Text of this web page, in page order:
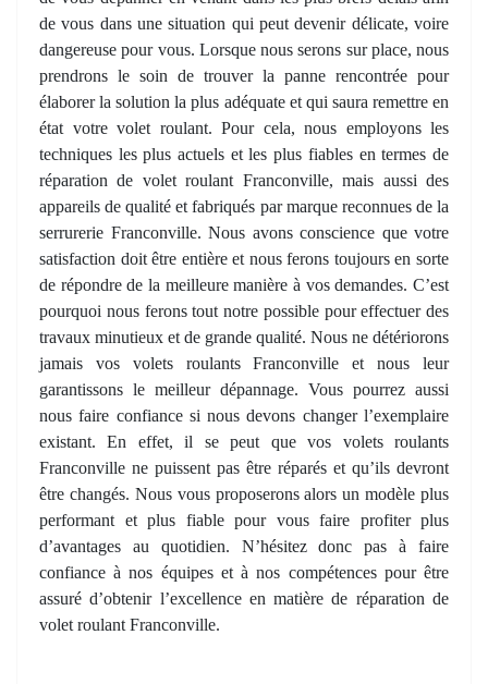
de vous dans une situation qui peut devenir délicate, voire
dangereuse pour vous. Lorsque nous serons sur place, nous
prendrons le soin de trouver la panne rencontrée pour
élaborer la solution la plus adéquate et qui saura remettre en
état votre volet roulant. Pour cela, nous employons les
techniques les plus actuels et les plus fiables en termes de
réparation de volet roulant Franconville, mais aussi des
appareils de qualité et fabriqués par marque reconnues de la
serrurerie Franconville. Nous avons conscience que votre
satisfaction doit être entière et nous ferons toujours en sorte
de répondre de la meilleure manière à vos demandes. C’est
pourquoi nous ferons tout notre possible pour effectuer des
travaux minutieux et de grande qualité. Nous ne détériorons
jamais vos volets roulants Franconville et nous leur
garantissons le meilleur dépannage. Vous pourrez aussi
nous faire confiance si nous devons changer l’exemplaire
existant. En effet, il se peut que vos volets roulants
Franconville ne puissent pas être réparés et qu’ils devront
être changés. Nous vous proposerons alors un modèle plus
performant et plus fiable pour vous faire profiter plus
d’avantages au quotidien. N’hésitez donc pas à faire
confiance à nos équipes et à nos compétences pour être
assuré d’obtenir l’excellence en matière de réparation de
volet roulant Franconville.